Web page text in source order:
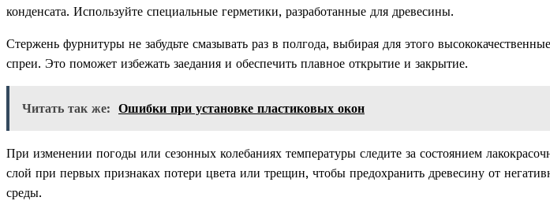
конденсата. Используйте специальные герметики, разработанные для древесины.
Стержень фурнитуры не забудьте смазывать раз в полгода, выбирая для этого
спреи. Это поможет избежать заедания и обеспечить плавное открытие и закрытие.
Читать так же: Ошибки при установке пластиковых окон
При изменении погоды или сезонных колебаниях температуры следите за состоянием
слой при первых признаках потери цвета или трещин, чтобы предохранить древесину от
среды.